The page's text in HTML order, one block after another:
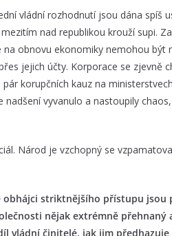
vládní rozhodnutí jsou dána spíš
nad republikou krouží supi.
na obnovu ekonomiky nemohou být
jejich účty. Korporace se zjevně
korupčních kauz na
vyvanulo a nastoupily
Národ je vzchopný se
obhájci striktnějšího přístupu jsou
nějak extrémně přehnaný
vládní činitelé, jak jim předhazuje